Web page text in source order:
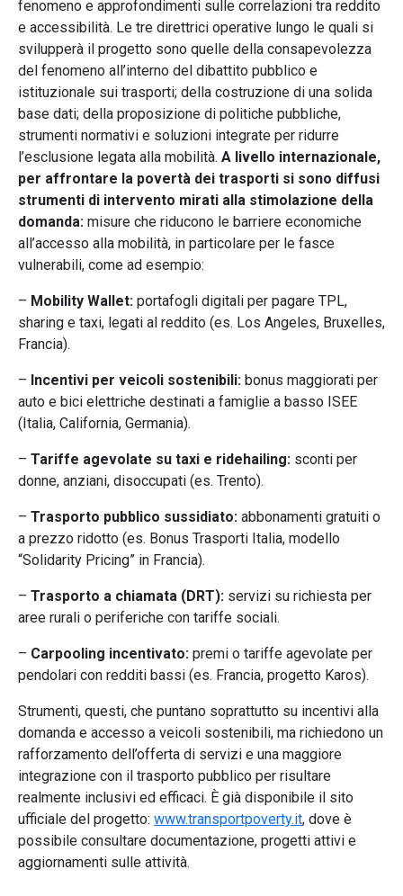
fenomeno e approfondimenti sulle correlazioni tra reddito
e accessibilità. Le tre direttrici operative lungo le quali si
svilupperà il progetto sono quelle della consapevolezza
del fenomeno all’interno del dibattito pubblico e
istituzionale sui trasporti; della costruzione di una solida
base dati; della proposizione di politiche pubbliche,
strumenti normativi e soluzioni integrate per ridurre
l’esclusione legata alla mobilità. A livello internazionale,
per affrontare la povertà dei trasporti si sono diffusi
strumenti di intervento mirati alla stimolazione della
domanda: misure che riducono le barriere economiche
all’accesso alla mobilità, in particolare per le fasce
vulnerabili, come ad esempio:
– Mobility Wallet: portafogli digitali per pagare TPL,
sharing e taxi, legati al reddito (es. Los Angeles, Bruxelles,
Francia).
– Incentivi per veicoli sostenibili: bonus maggiorati per
auto e bici elettriche destinati a famiglie a basso ISEE
(Italia, California, Germania).
– Tariffe agevolate su taxi e ridehailing: sconti per
donne, anziani, disoccupati (es. Trento).
– Trasporto pubblico sussidiato: abbonamenti gratuiti o
a prezzo ridotto (es. Bonus Trasporti Italia, modello
“Solidarity Pricing” in Francia).
– Trasporto a chiamata (DRT): servizi su richiesta per
aree rurali o periferiche con tariffe sociali.
– Carpooling incentivato: premi o tariffe agevolate per
pendolari con redditi bassi (es. Francia, progetto Karos).
Strumenti, questi, che puntano soprattutto su incentivi alla
domanda e accesso a veicoli sostenibili, ma richiedono un
rafforzamento dell’offerta di servizi e una maggiore
integrazione con il trasporto pubblico per risultare
realmente inclusivi ed efficaci. È già disponibile il sito
ufficiale del progetto: www.transportpoverty.it, dove è
possibile consultare documentazione, progetti attivi e
aggiornamenti sulle attività.